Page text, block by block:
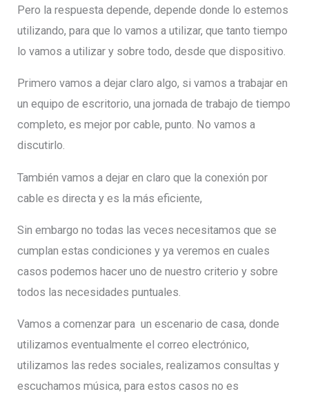
Pero la respuesta depende, depende donde lo estemos
utilizando, para que lo vamos a utilizar, que tanto tiempo
lo vamos a utilizar y sobre todo, desde que dispositivo.
Primero vamos a dejar claro algo, si vamos a trabajar en
un equipo de escritorio, una jornada de trabajo de tiempo
completo, es mejor por cable, punto. No vamos a
discutirlo.
También vamos a dejar en claro que la conexión por
cable es directa y es la más eficiente,
Sin embargo no todas las veces necesitamos que se
cumplan estas condiciones y ya veremos en cuales
casos podemos hacer uno de nuestro criterio y sobre
todos las necesidades puntuales.
Vamos a comenzar para un escenario de casa, donde
utilizamos eventualmente el correo electrónico,
utilizamos las redes sociales, realizamos consultas y
escuchamos música, para estos casos no es